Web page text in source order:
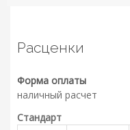
Расценки
Форма оплаты
наличный расчет
Стандарт